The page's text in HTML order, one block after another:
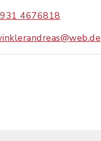
4676818